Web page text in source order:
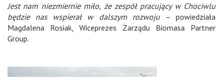
Jest nam niezmiernie miło, że zespół pracujący w Chociwlu
będzie nas wspierał w dalszym rozwoju – powiedziała
Magdalena Rosiak, Wiceprezes Zarządu Biomasa Partner
Group.